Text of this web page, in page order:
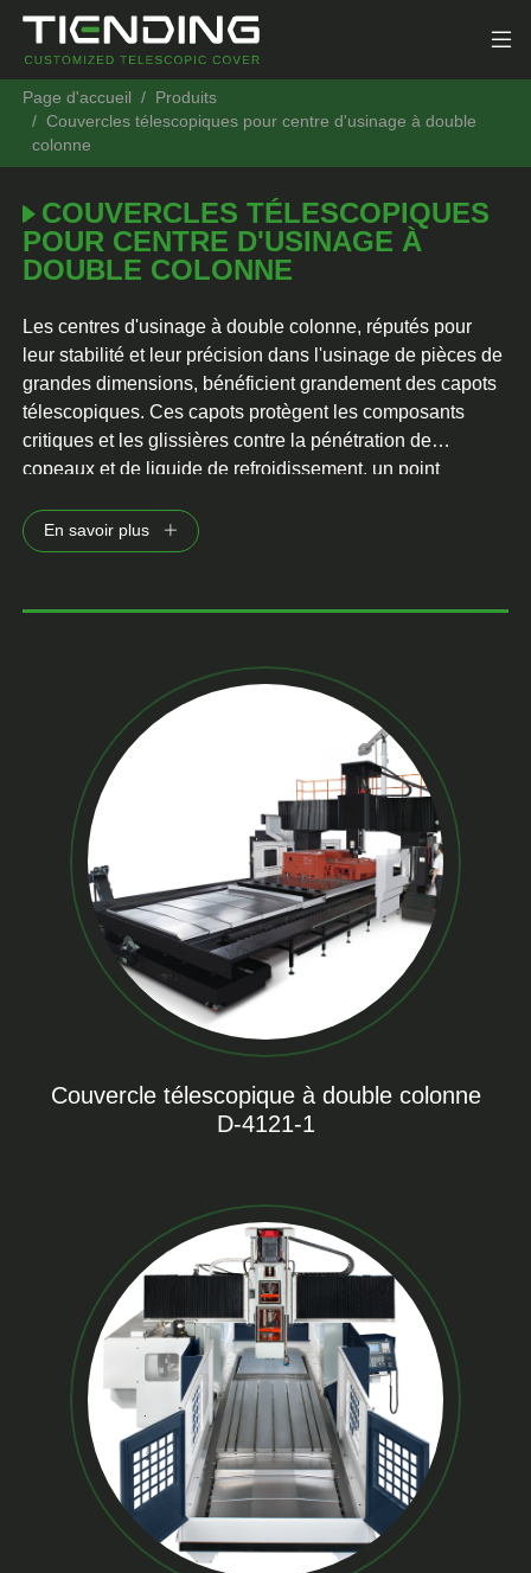
Page d'accueil
Produits
Couvercles télescopiques pour centre d'usinage à double
colonne
COUVERCLES TÉLESCOPIQUES
POUR CENTRE D'USINAGE À
DOUBLE COLONNE
Les centres d'usinage à double colonne, réputés pour
leur stabilité et leur précision dans l'usinage de pièces de
grandes dimensions, bénéficient grandement des capots
télescopiques. Ces capots protègent les composants
critiques et les glissières contre la pénétration de
copeaux et de liquide de refroidissement, un point
production de copeaux à laquelle ces machines sont
exposées dans des secteurs tels que l'aérospatiale et
machine, les capots télescopiques améliorent ses
En savoir plus
Couvercle télescopique à double colonne
D-4121-1